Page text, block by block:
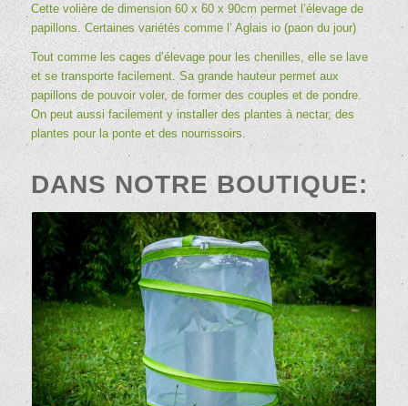
Cette volière de dimension 60 x 60 x 90cm permet l’élevage de
papillons. Certaines variétés comme l’ Aglais io (paon du jour)
Tout comme les cages d’élevage pour les chenilles, elle se lave
et se transporte facilement. Sa grande hauteur permet aux
papillons de pouvoir voler, de former des couples et de pondre.
On peut aussi facilement y installer des plantes à nectar, des
plantes pour la ponte et des nourrissoirs.
DANS NOTRE BOUTIQUE: